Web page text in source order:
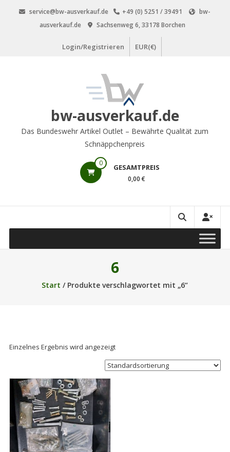
service@bw-ausverkauf.de +49 (0) 5251 / 39491
bw-
ausverkauf.de
Sachsenweg 6, 33178 Borchen
Login/Registrieren EUR(€)
bw-ausverkauf.de
Das Bundeswehr Artikel Outlet – Bewährte Qualität zum
Schnäppchenpreis
0 GESAMTPREIS
0,00 €
6
Start / Produkte verschlagwortet mit „6“
Einzelnes Ergebnis wird angezeigt